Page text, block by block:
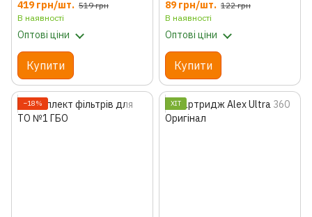
419 грн/шт. 519 грн
В наявності
Оптові ціни
Купити
89 грн/шт. 122 грн
В наявності
Оптові ціни
Купити
−18% ХІТ